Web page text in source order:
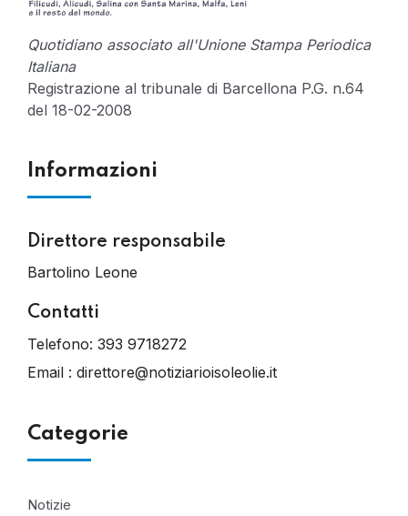
Quotidiano associato all'Unione Stampa Periodica
Italiana
Registrazione al tribunale di Barcellona P.G. n.64
del 18-02-2008
Informazioni
Direttore responsabile
Bartolino Leone
Contatti
Telefono: 393 9718272
Email : direttore@notiziarioisoleolie.it
Categorie
Notizie